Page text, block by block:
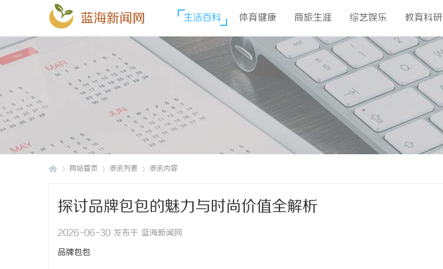
蓝海新闻网 生活百科 体育健康 商旅生涯 综艺娱乐 教育科研
网站首页 资讯列表 资讯内容
探讨品牌包包的魅力与时尚价值全解析
2026-06-30 发布于 蓝海新闻网
品牌包包